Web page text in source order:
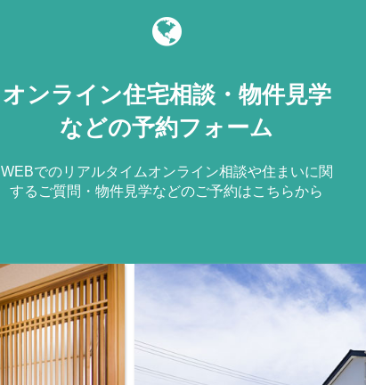
オンライン住宅相談・物件見学
などの予約フォーム
WEBでのリアルタイムオンライン相談や住まいに関
するご質問・物件見学などのご予約はこちらから